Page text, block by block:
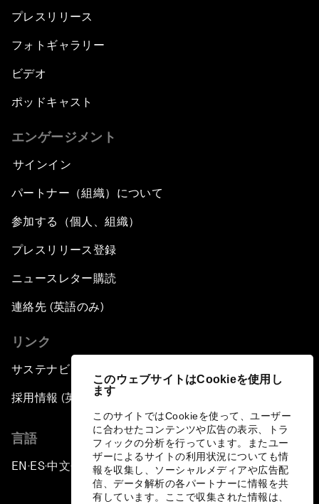
このウェブサイトはCookieを使用し
ます
このサイトではCookieを使って、ユーザー
に合わせたコンテンツや広告の表示、トラ
フィックの分析を行っています。またユー
ザーによるサイトの利用状況についても情
報を収集し、ソーシャルメディアや広告配
信、データ解析の各パートナーに情報を共
有しています。ここで収集された情報は、
プレスリリース
フォトギャラリー
ビデオ
ポッドキャスト
エンゲージメント
サインイン
パートナー（組織）について
参加する（個人、組織）
プレスリリース登録
ニュースレター購読
連絡先 (英語のみ)
リンク
サステナビリティへの取り組み
採用情報 (英語のみ)
言語
EN ▪ ES▪中文▪ 日本語